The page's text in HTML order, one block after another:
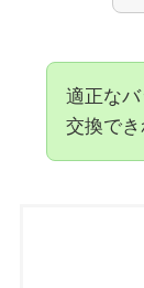
適正なバ
交換で